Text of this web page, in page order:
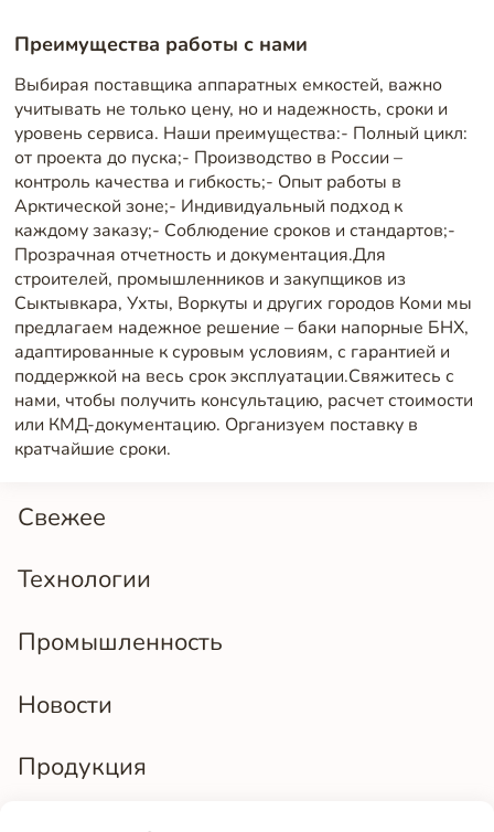
Свежее
Технологии
Промышленность
Новости
Продукция
Преимущества работы с нами
Выбирая поставщика аппаратных емкостей, важно
учитывать не только цену, но и надежность, сроки и
уровень сервиса. Наши преимущества:- Полный цикл:
от проекта до пуска;- Производство в России –
контроль качества и гибкость;- Опыт работы в
Арктической зоне;- Индивидуальный подход к
каждому заказу;- Соблюдение сроков и стандартов;-
Прозрачная отчетность и документация.Для
строителей, промышленников и закупщиков из
Сыктывкара, Ухты, Воркуты и других городов Коми мы
предлагаем надежное решение – баки напорные БНХ,
адаптированные к суровым условиям, с гарантией и
поддержкой на весь срок эксплуатации.Свяжитесь с
нами, чтобы получить консультацию, расчет стоимости
или КМД-документацию. Организуем поставку в
кратчайшие сроки.